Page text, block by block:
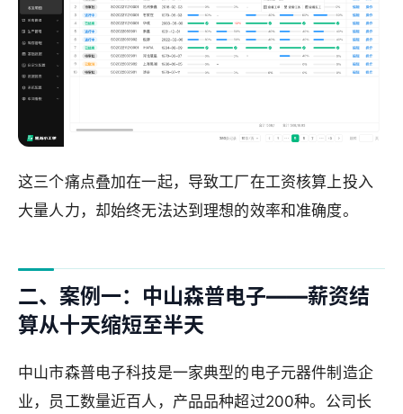
这三个痛点叠加在一起，导致工厂在工资核算上投入
大量人力，却始终无法达到理想的效率和准确度。
二、案例一：中山森普电子——薪资结
算从十天缩短至半天
中山市森普电子科技是一家典型的电子元器件制造企
业，员工数量近百人，产品品种超过200种。公司长